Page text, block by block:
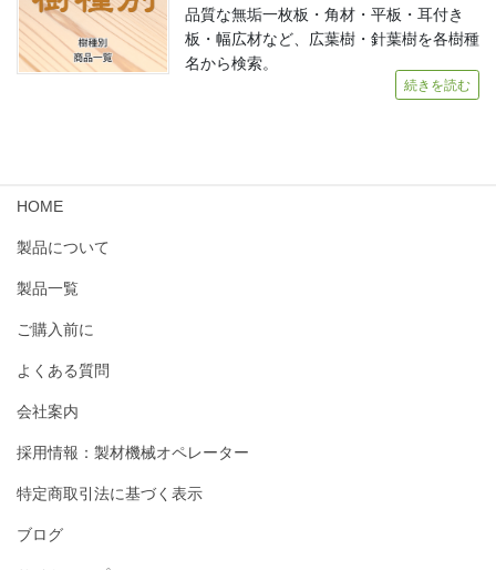
品質な無垢一枚板・角材・平板・耳付き
板・幅広材など、広葉樹・針葉樹を各樹種
名から検索。
続きを読む
HOME
製品について
製品一覧
ご購入前に
よくある質問
会社案内
採用情報：製材機械オペレーター
特定商取引法に基づく表示
ブログ